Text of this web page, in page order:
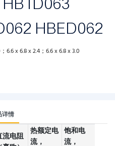
HBED062
6.6 x 6.8 x 2.4；6.6 x 6.8 x 3.0
详情
流电阻 热额定电
流，
饱和电
流，